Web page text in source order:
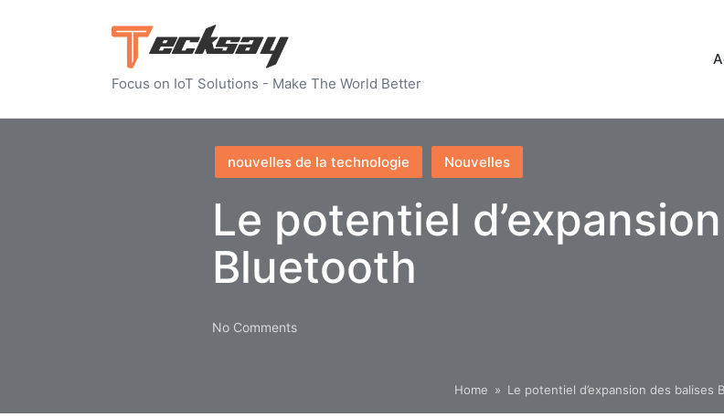
Focus on IoT Solutions - Make The World Better
Posted
in
nouvelles de la technologie Nouvelles
Le potentiel
Bluetooth
No Comments
Home » Le potentiel d’expansion des balises